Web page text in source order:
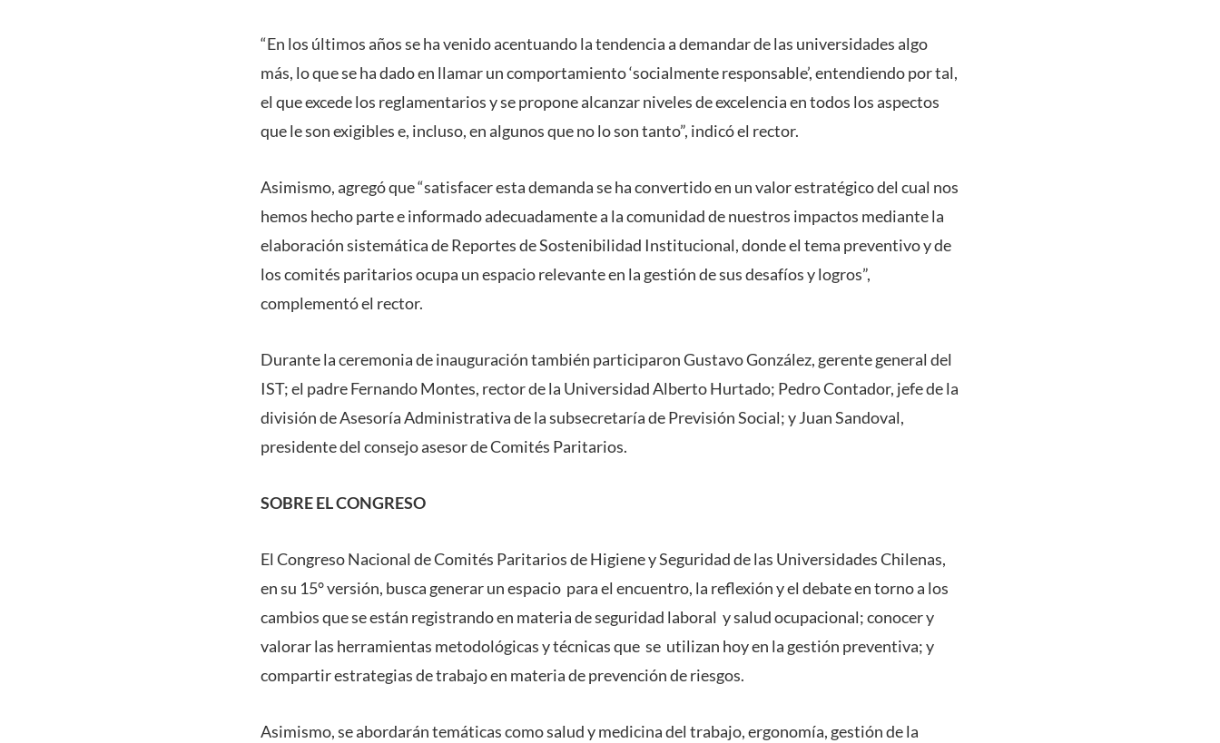
“En los últimos años se ha venido acentuando la tendencia a demandar de las universidades algo
más, lo que se ha dado en llamar un comportamiento ‘socialmente responsable’, entendiendo por tal,
el que excede los reglamentarios y se propone alcanzar niveles de excelencia en todos los aspectos
que le son exigibles e, incluso, en algunos que no lo son tanto”, indicó el rector.
Asimismo, agregó que “satisfacer esta demanda se ha convertido en un valor estratégico del cual nos
hemos hecho parte e informado adecuadamente a la comunidad de nuestros impactos mediante la
elaboración sistemática de Reportes de Sostenibilidad Institucional, donde el tema preventivo y de
los comités paritarios ocupa un espacio relevante en la gestión de sus desafíos y logros”,
complementó el rector.
Durante la ceremonia de inauguración también participaron Gustavo González, gerente general del
IST; el padre Fernando Montes, rector de la Universidad Alberto Hurtado; Pedro Contador, jefe de la
división de Asesoría Administrativa de la subsecretaría de Previsión Social; y Juan Sandoval,
presidente del consejo asesor de Comités Paritarios.
SOBRE EL CONGRESO
El Congreso Nacional de Comités Paritarios de Higiene y Seguridad de las Universidades Chilenas,
en su 15° versión, busca generar un espacio para el encuentro, la reflexión y el debate en torno a los
cambios que se están registrando en materia de seguridad laboral y salud ocupacional; conocer y
valorar las herramientas metodológicas y técnicas que se utilizan hoy en la gestión preventiva; y
compartir estrategias de trabajo en materia de prevención de riesgos.
Asimismo, se abordarán temáticas como salud y medicina del trabajo, ergonomía, gestión de la